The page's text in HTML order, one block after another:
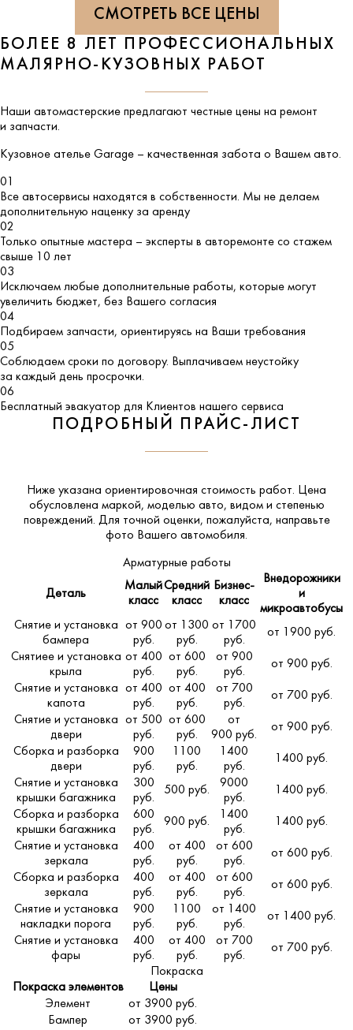
СМОТРЕТЬ ВСЕ ЦЕНЫ
БОЛЕЕ 8 ЛЕТ ПРОФЕССИОНАЛЬНЫХ
МАЛЯРНО-КУЗОВНЫХ РАБОТ
Наши автомастерские предлагают честные цены на ремонт
и запчасти.
Кузовное ателье Garage – качественная забота о Вашем авто.
01
Все автосервисы находятся в собственности. Мы не делаем
дополнительную наценку за аренду
02
Только опытные мастера – эксперты в авторемонте со стажем
свыше 10 лет
03
Исключаем любые дополнительные работы, которые могут
увеличить бюджет, без Вашего согласия
04
Подбираем запчасти, ориентируясь на Ваши требования
05
Соблюдаем сроки по договору. Выплачиваем неустойку
за каждый день просрочки.
06
Бесплатный эвакуатор для Клиентов нашего сервиса
ПОДРОБНЫЙ ПРАЙС-ЛИСТ
Ниже указана ориентировочная стоимость работ. Цена
обусловлена маркой, моделью авто, видом и степенью
повреждений. Для точной оценки, пожалуйста, направьте
фото Вашего автомобиля.
Арматурные работы
Деталь
Малый
класс
Средний
класс
Бизнес-
класс
Внедорожники
и
микроавтобусы
Снятие и установка
бампера
от 900
руб.
от 1300
руб.
от 1700
руб.
от 1900 руб.
Снятиее и установка
крыла
от 400
руб.
от 600
руб.
от 900
руб.
от 900 руб.
Снятие и установка
капота
от 400
руб.
от 400
руб.
от 700
руб.
от 700 руб.
Снятие и установка
двери
от 500
руб.
от 600
руб.
от
900 руб.
от 900 руб.
Сборка и разборка
двери
900
руб.
1100
руб.
1400
руб.
1400 руб.
Снятие и установка
крышки багажника
300
руб.
500 руб.
9000
руб.
1400 руб.
Сборка и разборка
крышки багажника
600
руб.
900 руб.
1400
руб.
1400 руб.
Снятие и установка
зеркала
400
руб.
от 400
руб.
от 600
руб.
от 600 руб.
Сборка и разборка
зеркала
400
руб.
от 400
руб.
от 600
руб.
от 600 руб.
Снятие и установка
накладки порога
900
руб.
1100
руб.
от 1400
руб.
от 1400 руб.
Снятие и установка
фары
400
руб.
от 400
руб.
от 700
руб.
от 700 руб.
Покраска
Покраска элементов
Цены
Элемент
от 3900 руб.
Бампер
от 3900 руб.